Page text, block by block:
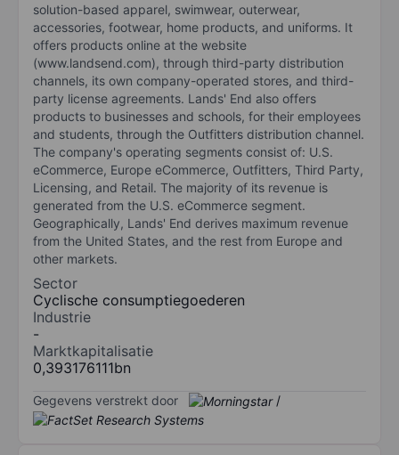
solution-based apparel, swimwear, outerwear,
accessories, footwear, home products, and uniforms. It
offers products online at the website
(www.landsend.com), through third-party distribution
channels, its own company-operated stores, and third-
party license agreements. Lands' End also offers
products to businesses and schools, for their employees
and students, through the Outfitters distribution channel.
The company's operating segments consist of: U.S.
eCommerce, Europe eCommerce, Outfitters, Third Party,
Licensing, and Retail. The majority of its revenue is
generated from the U.S. eCommerce segment.
Geographically, Lands' End derives maximum revenue
from the United States, and the rest from Europe and
other markets.
Sector
Cyclische consumptiegoederen
Industrie
-
Marktkapitalisatie
0,393176111bn
Gegevens verstrekt door /